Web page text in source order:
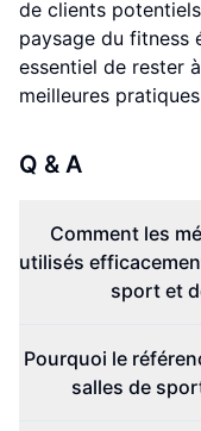
de clients
paysage du fitness
essentiel de rester
meilleures
Q & A
Comment les
utilisés
sport et
Pourquoi le
salles de